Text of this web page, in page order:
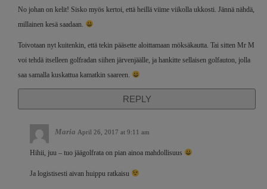
No johan on kelit! Sisko myös kertoi, että heillä viime viikolla ukkosti. Jännä nähdä,
millainen kesä saadaan.
Toivotaan nyt kuitenkin, että tekin pääsette aloittamaan möksäkautta. Tai sitten Mr M
voi tehdä itselleen golfradan siihen järvenjäälle, ja hankitte sellaisen golfauton, jolla
saa samalla kuskattua kamatkin saareen.
REPLY
Maria April 26, 2017 at 9:11 am
Hihii, juu – tuo jäägolfrata on pian ainoa mahdollisuus
Ja logistisesti aivan huippu ratkaisu